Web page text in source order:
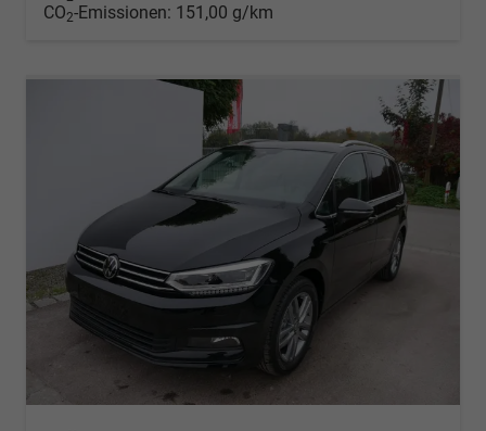
CO2-Emissionen: 151,00 g/km